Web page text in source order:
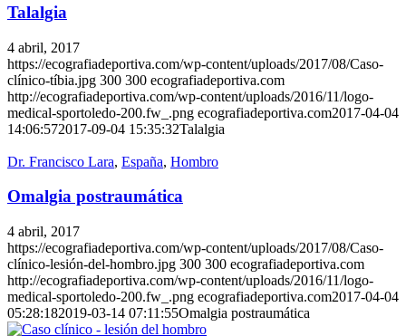
Talalgia
4 abril, 2017
https://ecografiadeportiva.com/wp-content/uploads/2017/08/Caso-
clínico-tíbia.jpg 300 300 ecografiadeportiva.com
http://ecografiadeportiva.com/wp-content/uploads/2016/11/logo-
medical-sportoledo-200.fw_.png ecografiadeportiva.com2017-04-04
14:06:572017-09-04 15:35:32Talalgia
Dr. Francisco Lara, España, Hombro
Omalgia postraumática
4 abril, 2017
https://ecografiadeportiva.com/wp-content/uploads/2017/08/Caso-
clínico-lesión-del-hombro.jpg 300 300 ecografiadeportiva.com
http://ecografiadeportiva.com/wp-content/uploads/2016/11/logo-
medical-sportoledo-200.fw_.png ecografiadeportiva.com2017-04-04
05:28:182019-03-14 07:11:55Omalgia postraumática